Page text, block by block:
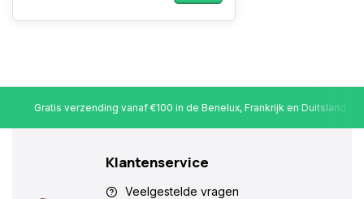
Gratis verzending vanaf €100 in de Benelux, Frankrijk en Duitsland
Klantenservice
Veelgestelde vragen